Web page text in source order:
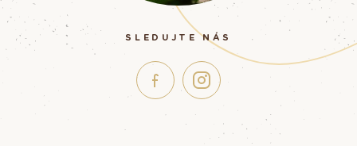
SLEDUJTE NÁS